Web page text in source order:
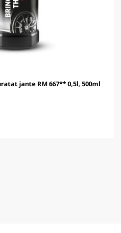
jante RM 667** 0,5l, 500ml